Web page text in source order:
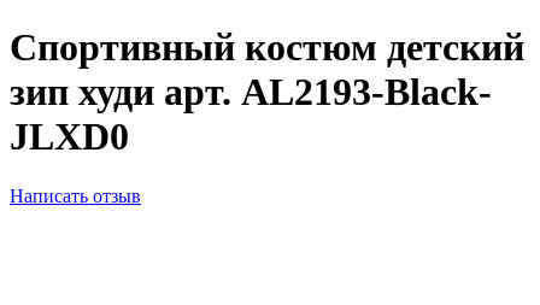
Спортивный костюм детский
зип худи арт. AL2193-Black-
JLXD0
Написать отзыв